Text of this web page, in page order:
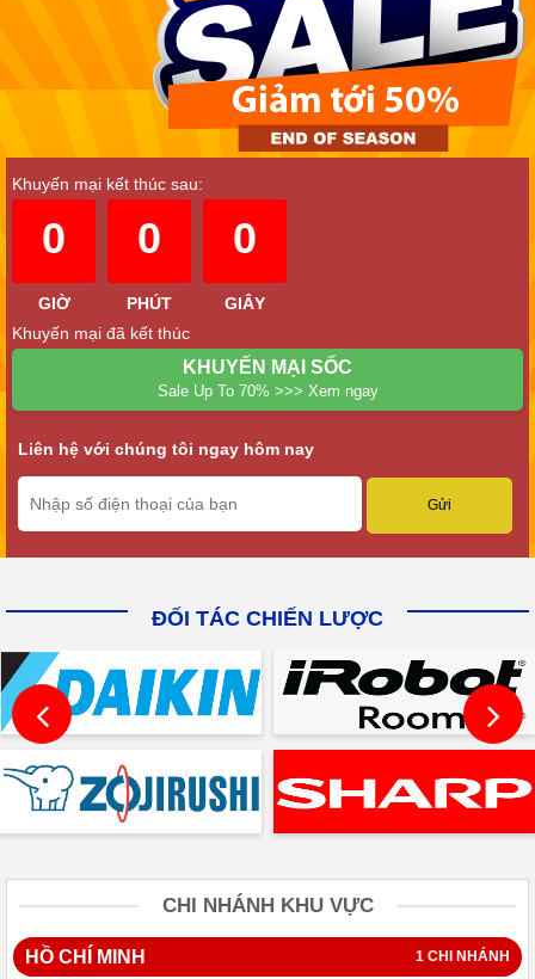
Khuyến mại kết thúc sau:
0
GIỜ
0
PHÚT
0
GIÂY
Khuyến mại đã kết thúc
KHUYẾN MẠI SỐC
Sale Up To 70% >>> Xem ngay
Liên hệ với chúng tôi ngay hôm nay
ĐỐI TÁC CHIẾN LƯỢC
CHI NHÁNH KHU VỰC
HỒ CHÍ MINH 1 CHI NHÁNH